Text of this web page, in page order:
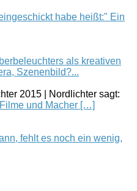
habe heißt:" Ein
als kreativen
Szenenbild?...
2015 | Nordlichter sagt:
und Macher […]
fehlt es noch ein wenig,